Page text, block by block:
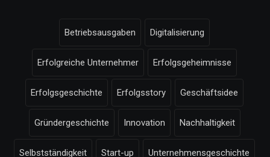
Betriebsausgaben Digitalisierung
Erfolgreiche Unternehmer Erfolgsgeheimnisse
Erfolgsgeschichte Erfolgsstory Geschäftsidee
Gründergeschichte Innovation Nachhaltigkeit
Selbstständigkeit Start-up Unternehmensgeschichte